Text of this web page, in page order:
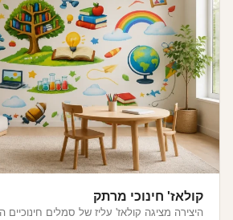
קולאז' חינוכי מרתק
היצירה מציגה קולאז' עליז של סמלים חינוכיים